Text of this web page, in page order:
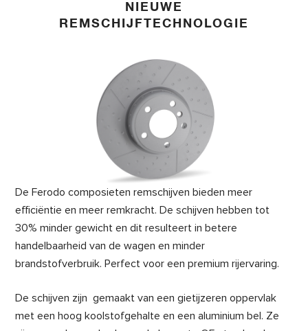
NIEUWE
REMSCHIJFTECHNOLOGIE
De Ferodo composieten remschijven bieden meer
efficiëntie en meer remkracht. De schijven hebben tot
30% minder gewicht en dit resulteert in betere
handelbaarheid van de wagen en minder
brandstofverbruik. Perfect voor een premium rijervaring.
De schijven zijn gemaakt van een gietijzeren oppervlak
met een hoog koolstofgehalte en een aluminium bel. Ze